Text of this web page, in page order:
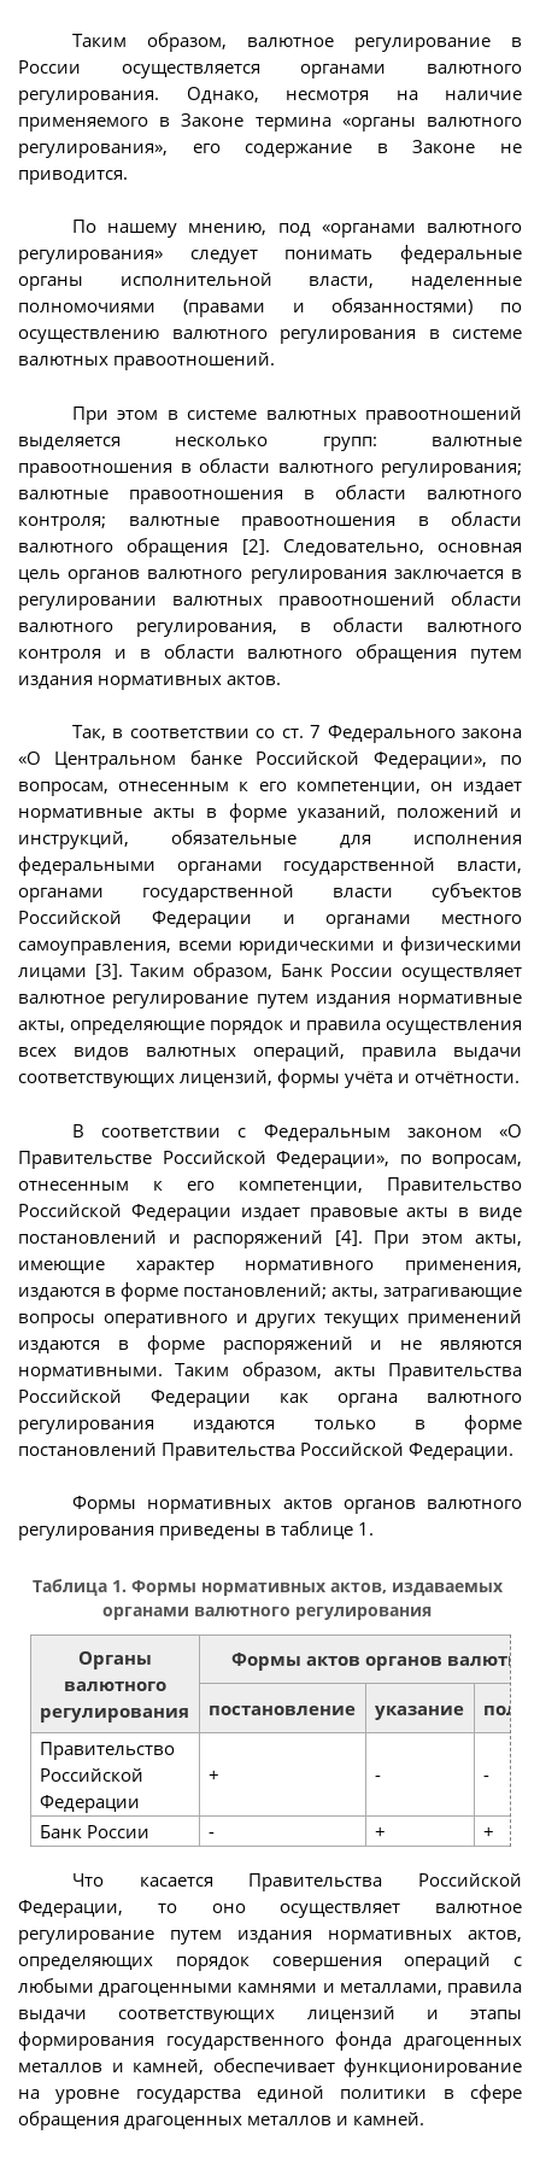
Таким образом, валютное регулирование в
России осуществляется органами валютного
регулирования. Однако, несмотря на наличие
применяемого в Законе термина «органы валютного
регулирования», его содержание в Законе не
приводится.
По нашему мнению, под «органами валютного
регулирования» следует понимать федеральные
органы исполнительной власти, наделенные
полномочиями (правами и обязанностями) по
осуществлению валютного регулирования в системе
валютных правоотношений.
При этом в системе валютных правоотношений
выделяется несколько групп: валютные
правоотношения в области валютного регулирования;
валютные правоотношения в области валютного
контроля; валютные правоотношения в области
валютного обращения [2]. Следовательно, основная
цель органов валютного регулирования заключается в
регулировании валютных правоотношений области
валютного регулирования, в области валютного
контроля и в области валютного обращения путем
издания нормативных актов.
Так, в соответствии со ст. 7 Федерального закона
«О Центральном банке Российской Федерации», по
вопросам, отнесенным к его компетенции, он издает
нормативные акты в форме указаний, положений и
инструкций, обязательные для исполнения
федеральными органами государственной власти,
органами государственной власти субъектов
Российской Федерации и органами местного
самоуправления, всеми юридическими и физическими
лицами [3]. Таким образом, Банк России осуществляет
валютное регулирование путем издания нормативные
акты, определяющие порядок и правила осуществления
всех видов валютных операций, правила выдачи
соответствующих лицензий, формы учёта и отчётности.
В соответствии с Федеральным законом «О
Правительстве Российской Федерации», по вопросам,
отнесенным к его компетенции, Правительство
Российской Федерации издает правовые акты в виде
постановлений и распоряжений [4]. При этом акты,
имеющие характер нормативного применения,
издаются в форме постановлений; акты, затрагивающие
вопросы оперативного и других текущих применений
издаются в форме распоряжений и не являются
нормативными. Таким образом, акты Правительства
Российской Федерации как органа валютного
регулирования издаются только в форме
постановлений Правительства Российской Федерации.
Формы нормативных актов органов валютного
регулирования приведены в таблице 1.
Таблица 1. Формы нормативных актов, издаваемых
органами валютного регулирования
Органы
валютного
регулирования
Формы актов органов
постановление указание
Правительство
Российской
Федерации
+ - -
Банк России - + +
Что касается Правительства Российской
Федерации, то оно осуществляет валютное
регулирование путем издания нормативных актов,
определяющих порядок совершения операций с
любыми драгоценными камнями и металлами, правила
выдачи соответствующих лицензий и этапы
формирования государственного фонда драгоценных
металлов и камней, обеспечивает функционирование
на уровне государства единой политики в сфере
обращения драгоценных металлов и камней.